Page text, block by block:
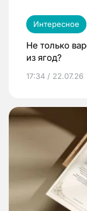
Интересное
Не только
из ягод?
17:34 / 22.07.26